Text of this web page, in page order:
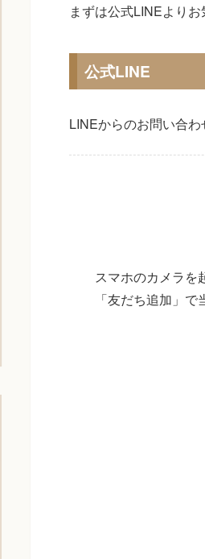
まずは公式LINEよりお
公式LINE
LINEからのお問い合わ
スマホのカメラを
「友だち追加」